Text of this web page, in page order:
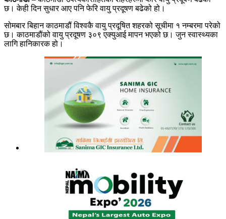
छ। केही दिन सुधार आए पनि फेरि वायु प्रदूषण बढेको हो।
सोमबार बिहान काठमाडौं विश्वकै वायु प्रदूषित शहरको सूचीमा १ नम्बरमा परेको
छ। काठमाडौंको वायु प्रदूषण ३०९ एक्युआई मापन भएको छ। जुन स्वास्थ्यका
लागि हानिकारक हो।